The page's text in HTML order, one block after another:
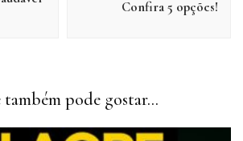
Confira 5 opções!
também pode gostar...